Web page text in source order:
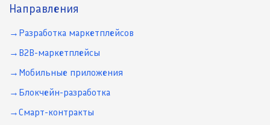
Направления
Разработка маркетплейсов
B2B-маркетплейсы
Мобильные приложения
Блокчейн-разработка
Смарт-контракты